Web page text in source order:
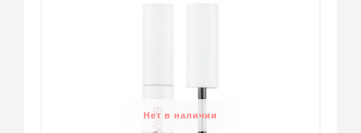
Нет в наличии